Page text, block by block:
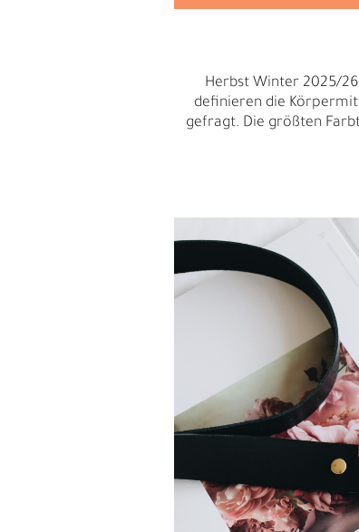
D W
Herbst Winter 2025/
definieren die
gefragt. Die größten